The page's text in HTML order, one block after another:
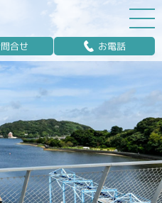
合せ お電話